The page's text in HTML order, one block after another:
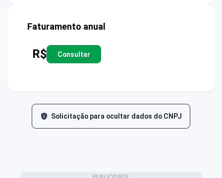
Faturamento anual
R$ Consultar
Solicitação para ocultar dados do CNPJ